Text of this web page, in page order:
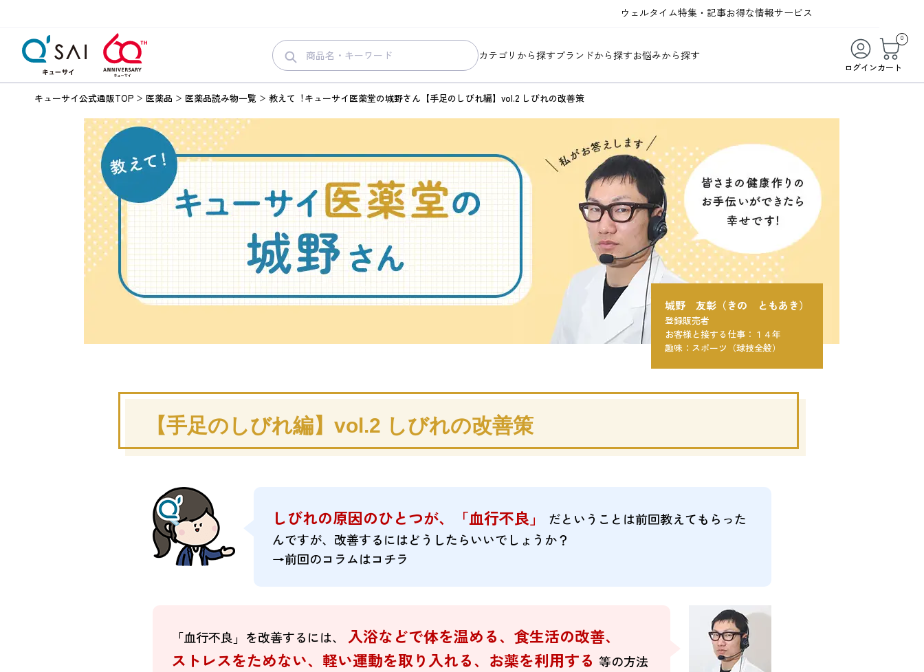
ログイン
0
カート
ウェルタイム
ビューティータイム
ライフスタイルタイム
特集・記事
WELMAG
お得な情報
WEB限定/期間限定キャンペーン
サービス
メンバーシッププログラム
ご利用ガイド
カテゴリから探す
メイク
ヘルスケア
美容・健康グッズ
ブランドから探す
コラリッチソア
BIONIA
ひざサポートコラーゲン
ケール青汁
お悩みから探す
キューサイ公式通販TOP 医薬品 医薬品読み物一覧 教えて︕キューサイ医薬堂の城野さん【手足のしびれ編】vol.2 しびれの改善策
城野 友彰（きの ともあき）
登録販売者
お客様と接する仕事：１４年
趣味：スポーツ（球技全般）
【手足のしびれ編】vol.2 しびれの改善策
しびれの原因のひとつが、「血行不良」
だということは前回教えてもらった
んですが、改善するにはどうしたらいいでしょうか？
→前回のコラムはコチラ
「血行不良」を改善するには、 入浴などで体を温める、食生活の改善、
ストレスをためない、軽い運動を取り入れる、お薬を利用する 等の方法